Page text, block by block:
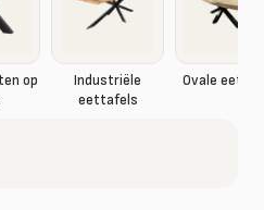
op
Industriële
eettafels
Ovale